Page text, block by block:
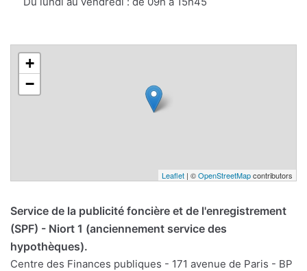
+
−
Leaflet | ©OpenStreetMapcontributors
Service de la publicité foncière et de l'enregistrement
(SPF) - Niort 1 (anciennement service des
hypothèques).
Centre des Finances publiques - 171 avenue de Paris - BP